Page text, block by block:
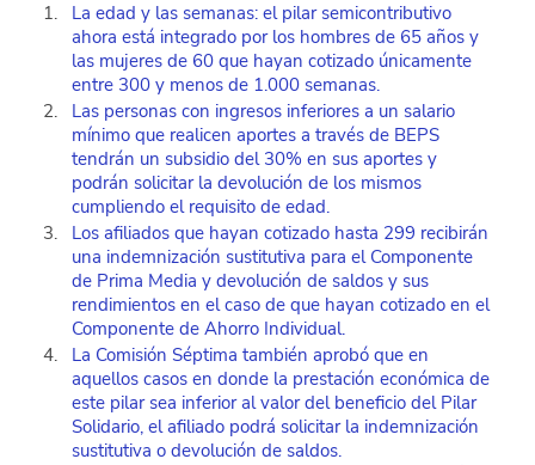
La edad y las semanas: el pilar semicontributivo
ahora está integrado por los hombres de 65 años y
las mujeres de 60 que hayan cotizado únicamente
entre 300 y menos de 1.000 semanas.
Las personas con ingresos inferiores a un salario
mínimo que realicen aportes a través de BEPS
tendrán un subsidio del 30% en sus aportes y
podrán solicitar la devolución de los mismos
cumpliendo el requisito de edad.
Los afiliados que hayan cotizado hasta 299 recibirán
una indemnización sustitutiva para el Componente
de Prima Media y devolución de saldos y sus
rendimientos en el caso de que hayan cotizado en el
Componente de Ahorro Individual.
La Comisión Séptima también aprobó que en
aquellos casos en donde la prestación económica de
este pilar sea inferior al valor del beneficio del Pilar
Solidario, el afiliado podrá solicitar la indemnización
sustitutiva o devolución de saldos.